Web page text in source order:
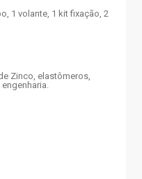
1 volante, 1 kit fixação, 2
Zinco, elastômeros,